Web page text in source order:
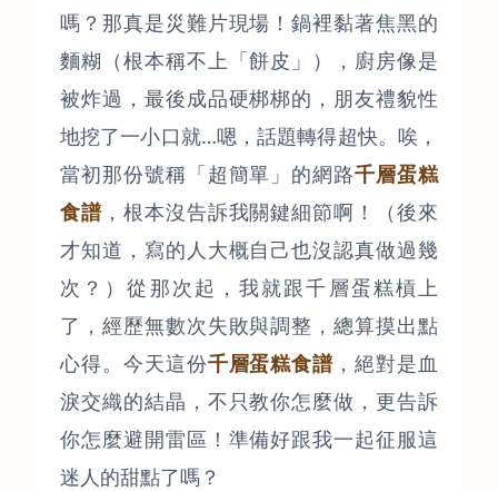
嗎？那真是災難片現場！鍋裡黏著焦黑的
麵糊（根本稱不上「餅皮」），廚房像是
被炸過，最後成品硬梆梆的，朋友禮貌性
地挖了一小口就…嗯，話題轉得超快。唉，
當初那份號稱「超簡單」的網路千層蛋糕
食譜，根本沒告訴我關鍵細節啊！（後來
才知道，寫的人大概自己也沒認真做過幾
次？）從那次起，我就跟千層蛋糕槓上
了，經歷無數次失敗與調整，總算摸出點
心得。今天這份千層蛋糕食譜 ，絕對是血
淚交織的結晶，不只教你怎麼做，更告訴
你怎麼避開雷區！準備好跟我一起征服這
迷人的甜點了嗎？